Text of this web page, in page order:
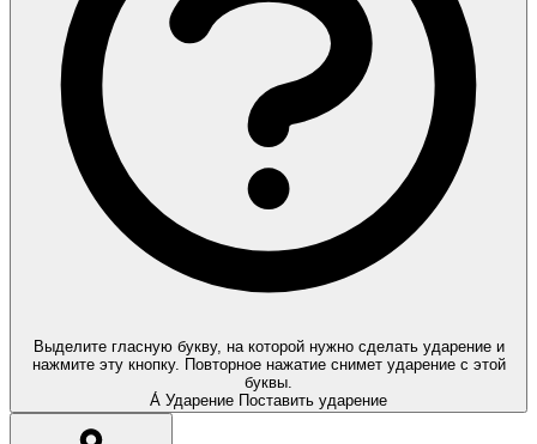
Выделите гласную букву, на которой нужно сделать ударение и
нажмите эту кнопку. Повторное нажатие снимет ударение с этой
буквы.
А́ Ударение Поставить ударение